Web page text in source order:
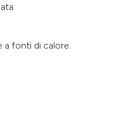
a fonti di calore.